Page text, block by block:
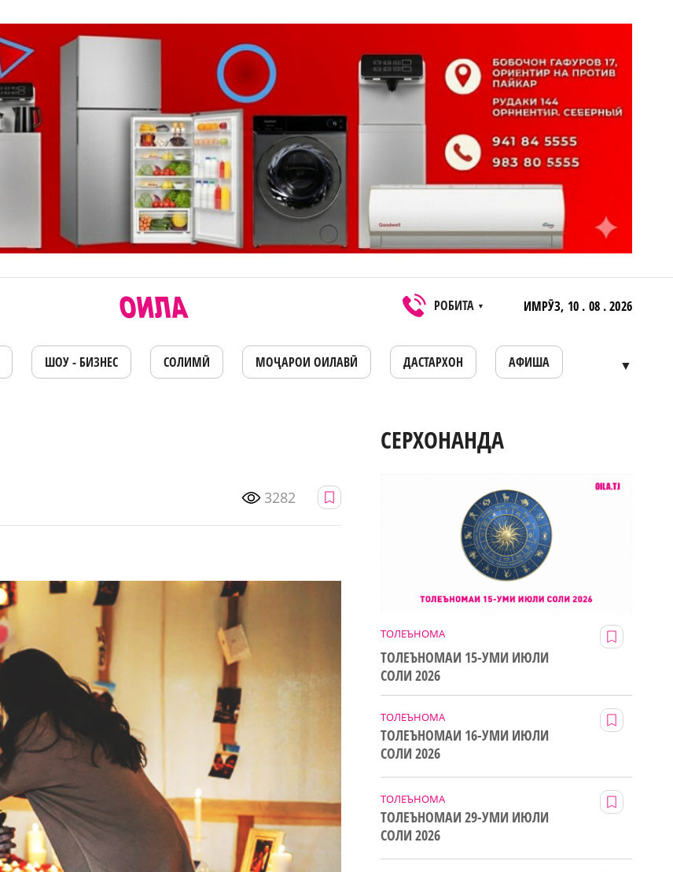
РОБИТА ▼ ИМРӮЗ, 10 . 08 . 2026
ШОУ - БИЗНЕС СОЛИМӢ МОҶАРОИ ОИЛАВӢ ДАСТАРХОН АФИША ▼
3282
СЕРХОНАНДА
ТОЛЕЪНОМА
ТОЛЕЪНОМАИ 15-УМИ ИЮЛИ
СОЛИ 2026
ТОЛЕЪНОМА
ТОЛЕЪНОМАИ 16-УМИ ИЮЛИ
СОЛИ 2026
ТОЛЕЪНОМА
ТОЛЕЪНОМАИ 29-УМИ ИЮЛИ
СОЛИ 2026